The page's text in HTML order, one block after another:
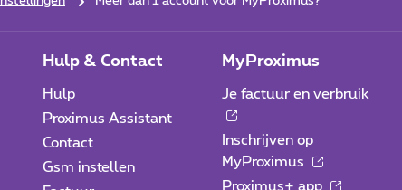
Hulp & Contact
Hulp
Proximus Assistant
Contact
Gsm instellen
MyProximus
Je factuur en verbruik
Inschrijven op
MyProximus
Proximus+ app